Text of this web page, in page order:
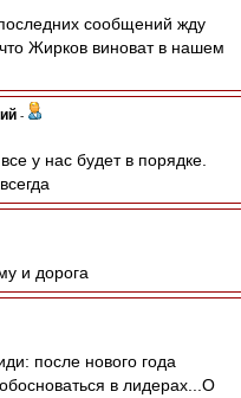
сообщений жду
Жирков виноват в нашем
-
у нас будет в порядке.
и дорога
после нового года
в лидерах...О